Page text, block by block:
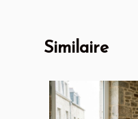
Similaire